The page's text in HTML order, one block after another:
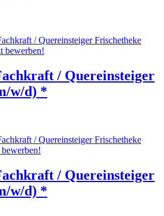
/ Quereinsteiger
w/d) *
/ Quereinsteiger
w/d) *